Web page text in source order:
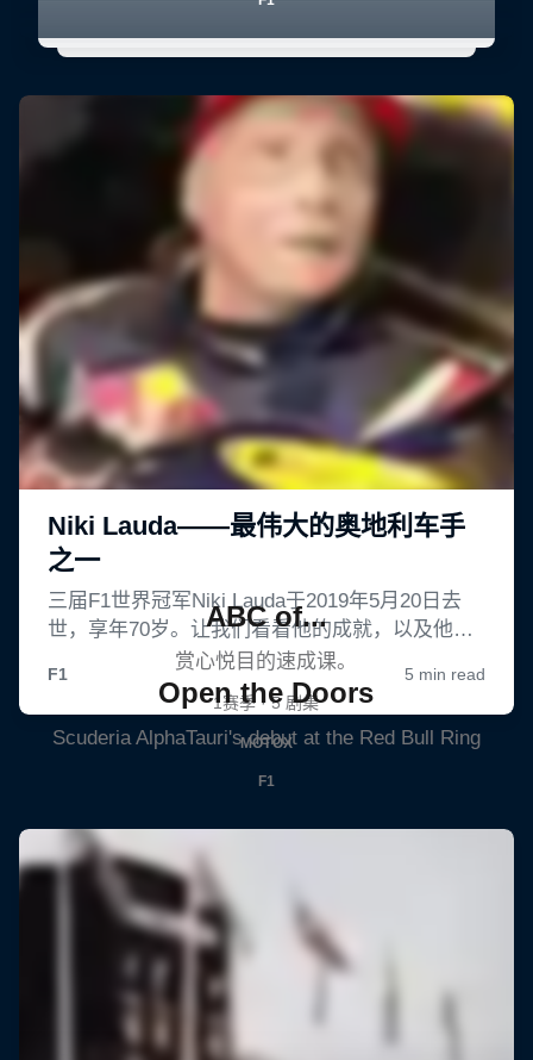
ABC of...
赏心悦目的速成课。
1赛季 · 5 剧集
MOTOX
Open the Doors
Scuderia AlphaTauri's debut at the Red Bull Ring
F1